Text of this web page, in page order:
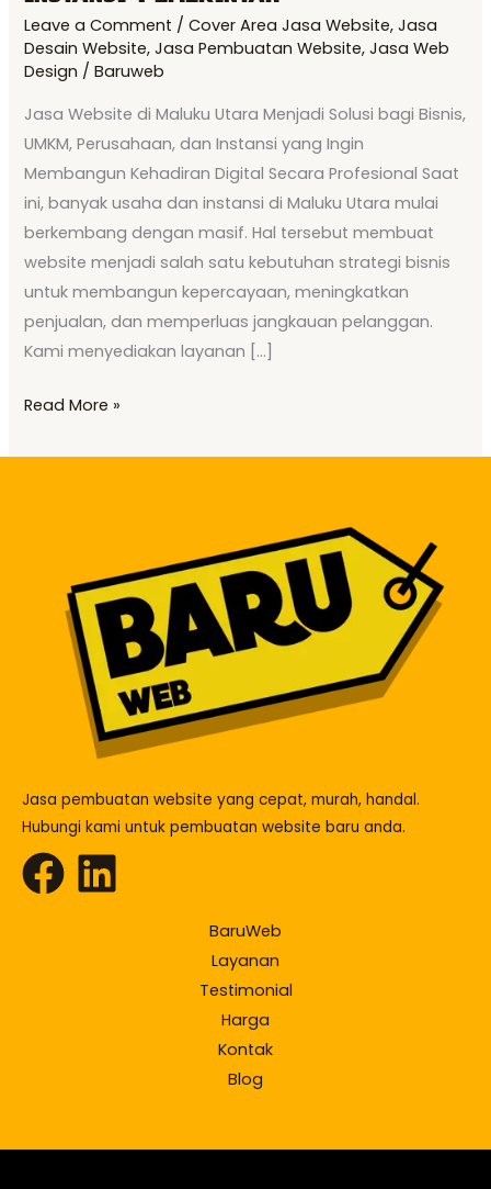
Leave a Comment /Cover Area Jasa Website,Jasa
Desain Website,Jasa Pembuatan Website,Jasa Web
Design /Baruweb
Jasa Website di Maluku Utara Menjadi Solusi bagi Bisnis,
UMKM, Perusahaan, dan Instansi yang Ingin
Membangun Kehadiran Digital Secara Profesional Saat
ini, banyak usaha dan instansi di Maluku Utara mulai
berkembang dengan masif. Hal tersebut membuat
website menjadi salah satu kebutuhan strategi bisnis
untuk membangun kepercayaan, meningkatkan
penjualan, dan memperluas jangkauan pelanggan.
Kami menyediakan layanan […]
Read More »
Jasa pembuatan website yang cepat, murah, handal.
Hubungi kami untuk pembuatan website baru anda.
BaruWeb
Layanan
Testimonial
Harga
Kontak
Blog